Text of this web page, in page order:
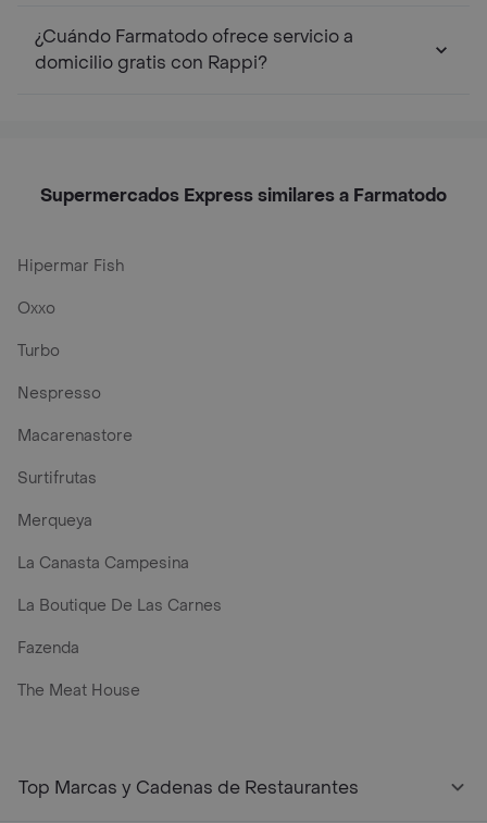
¿Cuándo Farmatodo ofrece servicio a
domicilio gratis con Rappi?
Supermercados Express similares a Farmatodo
Hipermar Fish
Oxxo
Turbo
Nespresso
Macarenastore
Surtifrutas
Merqueya
La Canasta Campesina
La Boutique De Las Carnes
Fazenda
The Meat House
Top Marcas y Cadenas de Restaurantes